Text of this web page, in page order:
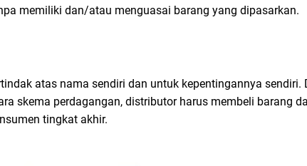
memiliki dan/atau menguasai barang yang dipasarkan.
atas nama sendiri dan untuk kepentingannya sendiri.
skema perdagangan, distributor harus membeli barang
tingkat akhir.